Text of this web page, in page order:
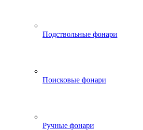
Подствольные фонари
Поисковые фонари
Ручные фонари